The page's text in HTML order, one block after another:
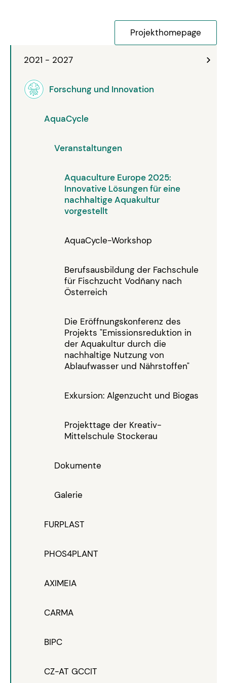
2021 - 2027
Forschung und Innovation
AquaCycle
Veranstaltungen
Aquaculture Europe 2025:
Innovative Lösungen für eine
nachhaltige Aquakultur
vorgestellt
AquaCycle-Workshop
Berufsausbildung der Fachschule
für Fischzucht Vodňany nach
Österreich
Die Eröffnungskonferenz des
Projekts "Emissionsreduktion in
der Aquakultur durch die
nachhaltige Nutzung von
Ablaufwasser und Nährstoffen"
Exkursion: Algenzucht und Biogas
Projekttage der Kreativ-
Mittelschule Stockerau
Dokumente
Galerie
FURPLAST
PHOS4PLANT
AXIMEIA
CARMA
BIPC
CZ-AT GCCIT
Projekthomepage